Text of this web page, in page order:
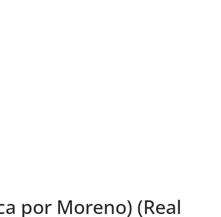
por Moreno) (Real